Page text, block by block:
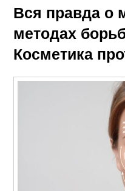
Вся правда о
методах
Косметика